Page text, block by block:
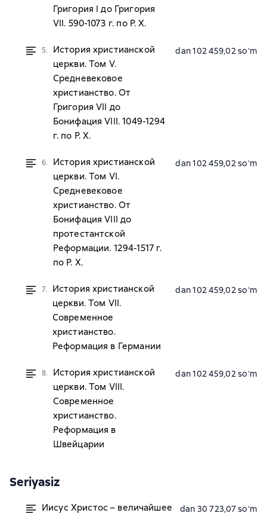
Григория I до Григория
VII. 590-1073 г. по Р. Х.
5.
История христианской
церкви. Том V.
Средневековое
христианство. От
Григория VII до
Бонифация VIII. 1049-1294
г. по Р. Х.
dan 102 459,02 soʻm
6.
История христианской
церкви. Том VI.
Средневековое
христианство. От
Бонифация VIII до
протестантской
Реформации. 1294-1517 г.
по Р. Х.
dan 102 459,02 soʻm
7.
История христианской
церкви. Том VII.
Современное
христианство.
Реформация в Германии
dan 102 459,02 soʻm
8.
История христианской
церкви. Том VIII.
Современное
христианство.
Реформация в
Швейцарии
dan 102 459,02 soʻm
Seriyasiz
Иисус Христос – величайшее
dan 30 723,07 soʻm